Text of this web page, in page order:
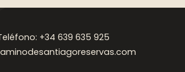
+34 639 635 925